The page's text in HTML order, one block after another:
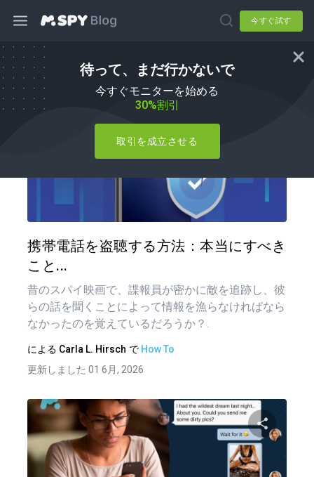
今すぐ試す
待って、まだ行かないで
今すぐモニターを始める
30%割引
取引を成立させる
ハウツー
携帯電話を盗聴する方法：本当にすべき
こと...
昔のスパイ映画で、諜報員が密かに敵を追跡し、彼
らの話を聞くことによって情報を漁らなければなら
なかったのを覚えているだろうか？.
による Carla L. Hirsch で How To
更新しました 01 6月, 2026